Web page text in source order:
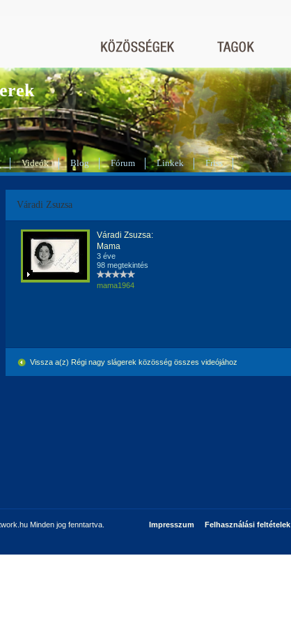
Videók Blog Fórum Linkek Friss
Váradi Zsuzsa
Váradi Zsuzsa:
Mama
3 éve
98 megtekintés
mama1964
Vissza a(z) Régi nagy slágerek közösség összes videójához
Minden jog fenntartva. Impresszum Felhasználási feltételek